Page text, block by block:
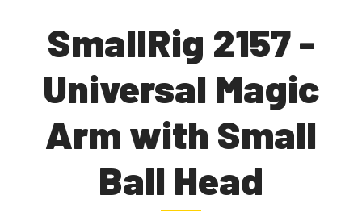
SmallRig 2157 -
Universal Magic
Arm with Small
Ball Head